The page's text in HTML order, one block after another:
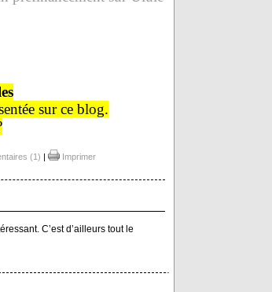
sur ce blog.
(1) Imprimer
C’est d’ailleurs tout le